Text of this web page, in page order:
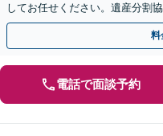
してお任せください。遺産分割
続、使い込み・寄与分など、幅
料
電話で面談予約